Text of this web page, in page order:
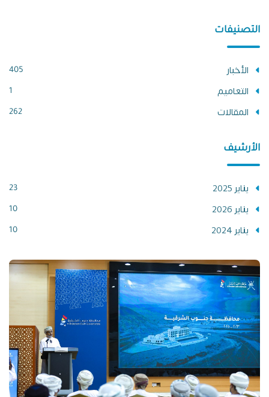
التصنيفات
الأخبار 405
التعاميم 1
المقالات 262
الأرشيف
يناير 2025 23
يناير 2026 10
يناير 2024 10